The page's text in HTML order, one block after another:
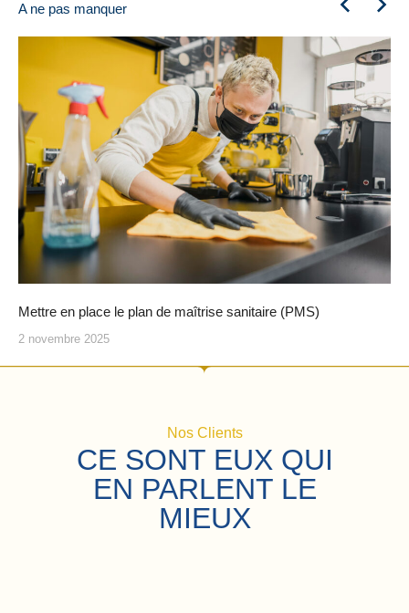
A ne pas manquer
Mettre en place le plan de maîtrise sanitaire (PMS)
2 novembre 2025
Nos Clients
CE SONT EUX QUI
EN PARLENT LE
MIEUX